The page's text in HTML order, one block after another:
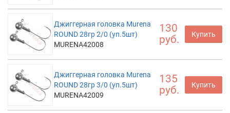
Джиггерная головка Murena
ROUND 28гр 2/0 (уп.5шт)
MURENA42008
130
руб.
Купить
Джиггерная головка Murena
ROUND 28гр 3/0 (уп.5шт)
MURENA42009
135
руб.
Купить